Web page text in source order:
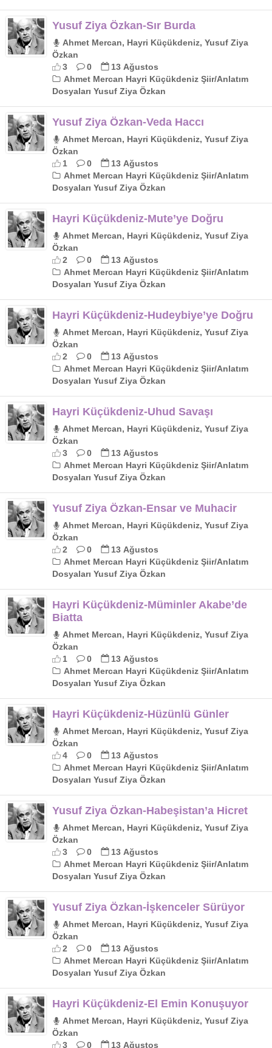
Yusuf Ziya Özkan-Sır Burda
Ahmet Mercan, Hayri Küçükdeniz, Yusuf Ziya
Özkan
3
0
13 Ağustos
Ahmet Mercan Hayri Küçükdeniz Şiir/Anlatım
Dosyaları Yusuf Ziya Özkan
Yusuf Ziya Özkan-Veda Haccı
Ahmet Mercan, Hayri Küçükdeniz, Yusuf Ziya
Özkan
1
0
13 Ağustos
Ahmet Mercan Hayri Küçükdeniz Şiir/Anlatım
Dosyaları Yusuf Ziya Özkan
Hayri Küçükdeniz-Mute’ye Doğru
Ahmet Mercan, Hayri Küçükdeniz, Yusuf Ziya
Özkan
2
0
13 Ağustos
Ahmet Mercan Hayri Küçükdeniz Şiir/Anlatım
Dosyaları Yusuf Ziya Özkan
Hayri Küçükdeniz-Hudeybiye’ye Doğru
Ahmet Mercan, Hayri Küçükdeniz, Yusuf Ziya
Özkan
2
0
13 Ağustos
Ahmet Mercan Hayri Küçükdeniz Şiir/Anlatım
Dosyaları Yusuf Ziya Özkan
Hayri Küçükdeniz-Uhud Savaşı
Ahmet Mercan, Hayri Küçükdeniz, Yusuf Ziya
Özkan
3
0
13 Ağustos
Ahmet Mercan Hayri Küçükdeniz Şiir/Anlatım
Dosyaları Yusuf Ziya Özkan
Yusuf Ziya Özkan-Ensar ve Muhacir
Ahmet Mercan, Hayri Küçükdeniz, Yusuf Ziya
Özkan
2
0
13 Ağustos
Ahmet Mercan Hayri Küçükdeniz Şiir/Anlatım
Dosyaları Yusuf Ziya Özkan
Hayri Küçükdeniz-Müminler Akabe’de
Biatta
Ahmet Mercan, Hayri Küçükdeniz, Yusuf Ziya
Özkan
1
0
13 Ağustos
Ahmet Mercan Hayri Küçükdeniz Şiir/Anlatım
Dosyaları Yusuf Ziya Özkan
Hayri Küçükdeniz-Hüzünlü Günler
Ahmet Mercan, Hayri Küçükdeniz, Yusuf Ziya
Özkan
4
0
13 Ağustos
Ahmet Mercan Hayri Küçükdeniz Şiir/Anlatım
Dosyaları Yusuf Ziya Özkan
Yusuf Ziya Özkan-Habeşistan’a Hicret
Ahmet Mercan, Hayri Küçükdeniz, Yusuf Ziya
Özkan
3
0
13 Ağustos
Ahmet Mercan Hayri Küçükdeniz Şiir/Anlatım
Dosyaları Yusuf Ziya Özkan
Yusuf Ziya Özkan-İşkenceler Sürüyor
Ahmet Mercan, Hayri Küçükdeniz, Yusuf Ziya
Özkan
2
0
13 Ağustos
Ahmet Mercan Hayri Küçükdeniz Şiir/Anlatım
Dosyaları Yusuf Ziya Özkan
Hayri Küçükdeniz-El Emin Konuşuyor
Ahmet Mercan, Hayri Küçükdeniz, Yusuf Ziya
Özkan
3
0 13 Ağustos